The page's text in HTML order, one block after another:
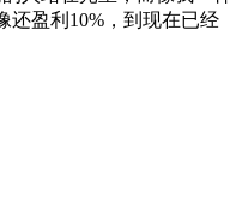
还盈利10%，到现在已经